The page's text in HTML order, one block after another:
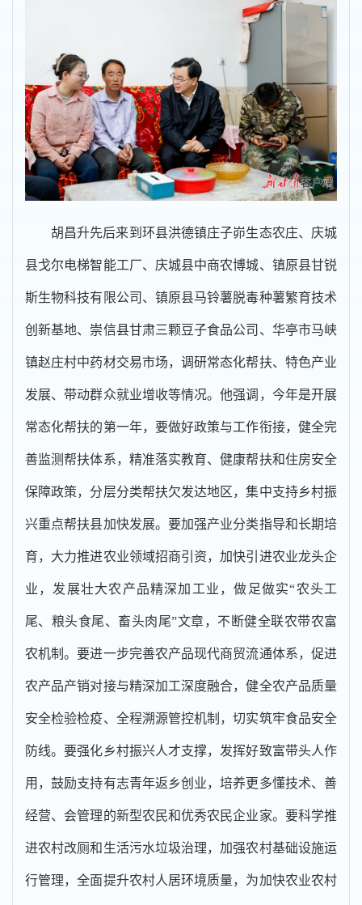
胡昌升先后来到环县洪德镇庄子峁生态农庄、庆城
县戈尔电梯智能工厂、庆城县中商农博城、镇原县甘锐
斯生物科技有限公司、镇原县马铃薯脱毒种薯繁育技术
创新基地、崇信县甘肃三颗豆子食品公司、华亭市马峡
镇赵庄村中药材交易市场，调研常态化帮扶、特色产业
发展、带动群众就业增收等情况。他强调，今年是开展
常态化帮扶的第一年，要做好政策与工作衔接，健全完
善监测帮扶体系，精准落实教育、健康帮扶和住房安全
保障政策，分层分类帮扶欠发达地区，集中支持乡村振
兴重点帮扶县加快发展。要加强产业分类指导和长期培
育，大力推进农业领域招商引资，加快引进农业龙头企
业，发展壮大农产品精深加工业，做足做实“农头工
尾、粮头食尾、畜头肉尾”文章，不断健全联农带农富
农机制。要进一步完善农产品现代商贸流通体系，促进
农产品产销对接与精深加工深度融合，健全农产品质量
安全检验检疫、全程溯源管控机制，切实筑牢食品安全
防线。要强化乡村振兴人才支撑，发挥好致富带头人作
用，鼓励支持有志青年返乡创业，培养更多懂技术、善
经营、会管理的新型农民和优秀农民企业家。要科学推
进农村改厕和生活污水垃圾治理，加强农村基础设施运
行管理，全面提升农村人居环境质量，为加快农业农村